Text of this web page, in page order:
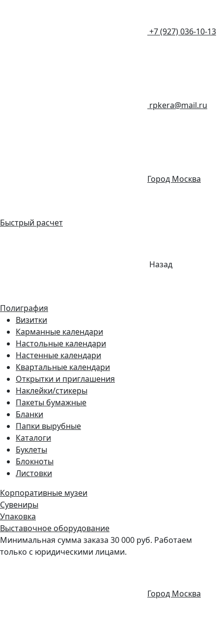
+7 (927) 036-10-13
rpkera@mail.ru
Город Москва
Быстрый расчет
Назад
Полиграфия
Визитки
Карманные календари
Настольные календари
Настенные календари
Квартальные календари
Открытки и приглашения
Наклейки/стикеры
Пакеты бумажные
Бланки
Папки вырубные
Каталоги
Буклеты
Блокноты
Листовки
Корпоративные музеи
Сувениры
Упаковка
Выставочное оборудование
Минимальная сумма заказа 30 000 руб. Работаем
только с юридическими лицами.
Город Москва